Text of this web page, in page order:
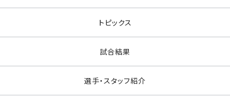
トピックス
試合結果
選手・スタッフ紹介